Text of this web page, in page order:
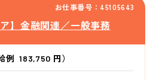
お仕事番号：45105643
】金融関連／一般事務
例 183,750 円）